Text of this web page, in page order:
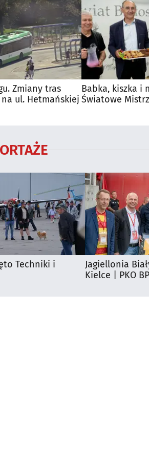
Zmiany tras
ul. Hetmańskiej
Babka, kiszka i
Światowe
Techniki i
Jagiellonia
Kielce | PKO